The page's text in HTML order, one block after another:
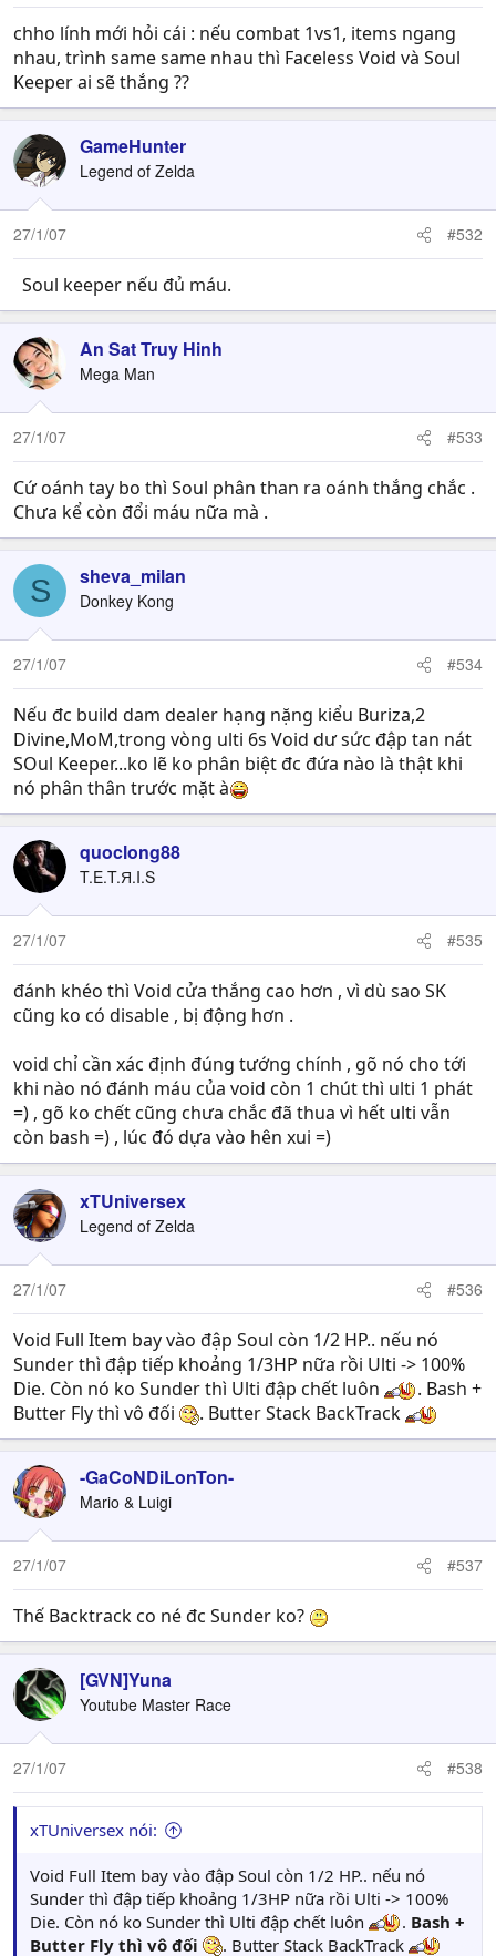
chho lính mới hỏi cái : nếu combat 1vs1, items ngang
nhau, trình same same nhau thì Faceless Void và Soul
Keeper ai sẽ thắng ??
GameHunter
Legend of Zelda
27/1/07 #532
Soul keeper nếu đủ máu.
An Sat Truy Hinh
Mega Man
27/1/07 #533
Cứ oánh tay bo thì Soul phân than ra oánh thắng chắc .
Chưa kể còn đổi máu nữa mà .
S sheva_milan
Donkey Kong
27/1/07 #534
Nếu đc build dam dealer hạng nặng kiểu Buriza,2
Divine,MoM,trong vòng ulti 6s Void dư sức đập tan nát
SOul Keeper...ko lẽ ko phân biệt đc đứa nào là thật khi
nó phân thân trước mặt à
quoclong88
T.E.T.Я.I.S
27/1/07 #535
đánh khéo thì Void cửa thắng cao hơn , vì dù sao SK
cũng ko có disable , bị động hơn .
void chỉ cần xác định đúng tướng chính , gõ nó cho tới
khi nào nó đánh máu của void còn 1 chút thì ulti 1 phát
=) , gõ ko chết cũng chưa chắc đã thua vì hết ulti vẫn
còn bash =) , lúc đó dựa vào hên xui =)
xTUniversex
Legend of Zelda
27/1/07 #536
Void Full Item bay vào đập Soul còn 1/2 HP.. nếu nó
Sunder thì đập tiếp khoảng 1/3HP nữa rồi Ulti -> 100%
Die. Còn nó ko Sunder thì Ulti đập chết luôn
. Bash +
Butter Fly thì vô đối
. Butter Stack BackTrack
-GaCoNDiLonTon-
Mario & Luigi
27/1/07 #537
Thế Backtrack co né đc Sunder ko?
[GVN]Yuna
Youtube Master Race
27/1/07 #538
xTUniversex nói:
Void Full Item bay vào đập Soul còn 1/2 HP.. nếu nó
Sunder thì đập tiếp khoảng 1/3HP nữa rồi Ulti -> 100%
Die. Còn nó ko Sunder thì Ulti đập chết luôn
. Bash +
Butter Fly thì vô đối
. Butter Stack BackTrack